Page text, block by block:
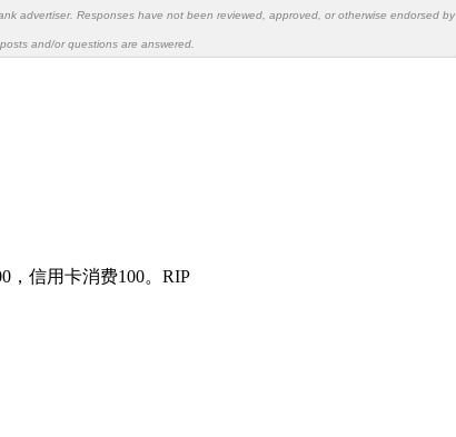
advertiser. Responses have not been reviewed, approved, or otherwise endorsed by
and/or questions are answered.